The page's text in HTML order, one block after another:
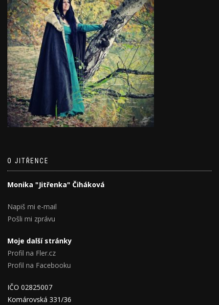
O JITŘENCE
Monika "Jitřenka" Čiháková
Napiš mi e-mail
Pošli mi zprávu
Moje další stránky
Profil na Fler.cz
Profil na Facebooku
IČO 02825007
Komárovská 331/36